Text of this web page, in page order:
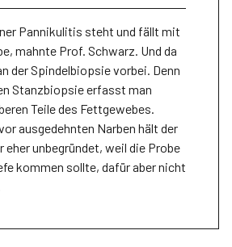
Pannikulitis steht und fällt mit
mahnte Prof. Schwarz. Und da
der Spindelbiopsie vorbei. Denn
Stanzbiopsie erfasst man
Teile des Fettgewebes.
ausgedehnten Narben hält der
eher unbegründet, weil die Probe
kommen sollte, dafür aber nicht